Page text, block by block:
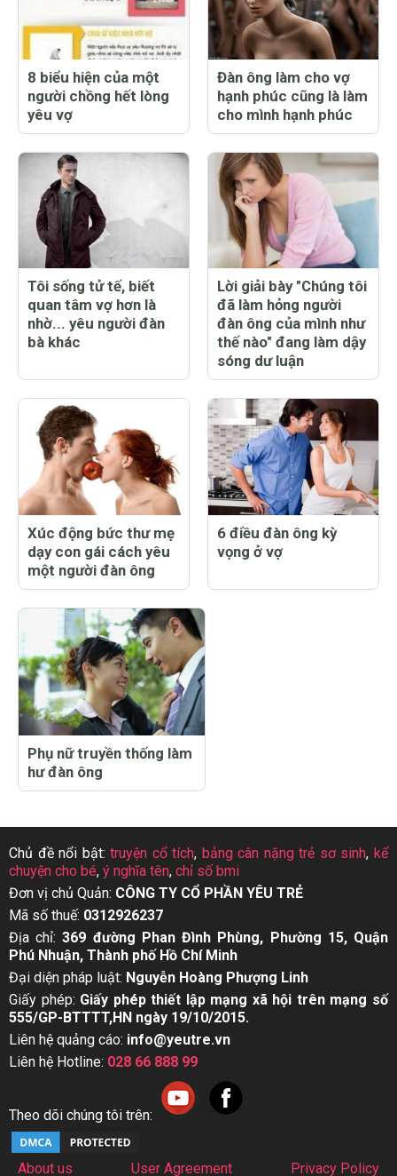
8 biểu hiện của một
người chồng hết lòng
yêu vợ
Đàn ông làm cho vợ
hạnh phúc cũng là làm
cho mình hạnh phúc
Tôi sống tử tế, biết
quan tâm vợ hơn là
nhờ... yêu người đàn
bà khác
Lời giải bày "Chúng tôi
đã làm hỏng người
đàn ông của mình như
thế nào" đang làm dậy
sóng dư luận
Xúc động bức thư mẹ
dạy con gái cách yêu
một người đàn ông
6 điều đàn ông kỳ
vọng ở vợ
Phụ nữ truyền thống làm
hư đàn ông
Chủ đề nổi bật:truyện cổ tích, bảng cân nặng trẻ sơ sinh,kể
chuyện cho bé, ý nghĩa tên, chỉ số bmi
Đơn vị chủ Quản: CÔNG TY CỔ PHẦN YÊU TRẺ
Mã số thuế: 0312926237
Địa chỉ:369 đường Phan Đình Phùng, Phường 15, Quận
Phú Nhuận, Thành phố Hồ Chí Minh
Đại diện pháp luật: Nguyễn Hoàng Phượng Linh
Giấy phép: Giấy phép thiết lập mạng xã hội trên mạng số
555/GP-BTTTT,HN ngày 19/10/2015.
Liên hệ quảng cáo: info@yeutre.vn
Liên hệ Hotline: 028 66 888 99
Theo dõi chúng tôi trên:
About us User Agreement Privacy Policy